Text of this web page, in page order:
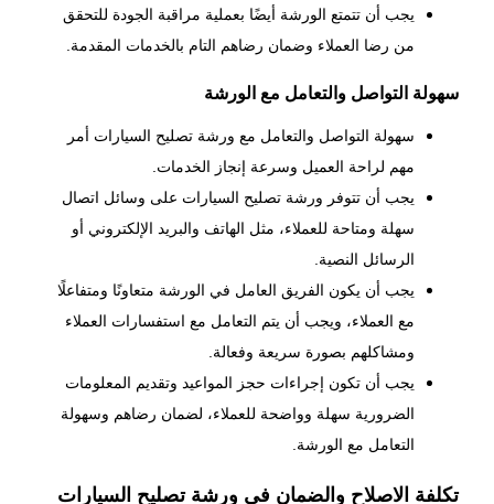
يجب أن تتمتع الورشة أيضًا بعملية مراقبة الجودة للتحقق
من رضا العملاء وضمان رضاهم التام بالخدمات المقدمة.
سهولة التواصل والتعامل مع الورشة
سهولة التواصل والتعامل مع ورشة تصليح السيارات أمر
مهم لراحة العميل وسرعة إنجاز الخدمات.
يجب أن تتوفر ورشة تصليح السيارات على وسائل اتصال
سهلة ومتاحة للعملاء، مثل الهاتف والبريد الإلكتروني أو
الرسائل النصية.
يجب أن يكون الفريق العامل في الورشة متعاونًا ومتفاعلًا
مع العملاء، ويجب أن يتم التعامل مع استفسارات العملاء
ومشاكلهم بصورة سريعة وفعالة.
يجب أن تكون إجراءات حجز المواعيد وتقديم المعلومات
الضرورية سهلة وواضحة للعملاء، لضمان رضاهم وسهولة
التعامل مع الورشة.
تكلفة الاصلاح والضمان في ورشة تصليح السيارات